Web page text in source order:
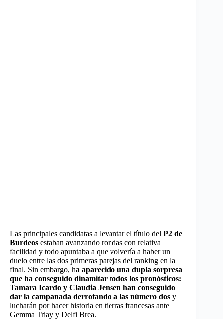
Las principales candidatas a levantar el título del P2 de
Burdeos estaban avanzando rondas con relativa
facilidad y todo apuntaba a que volvería a haber un
duelo entre las dos primeras parejas del ranking en la
final. Sin embargo, ha aparecido una dupla sorpresa
que ha conseguido dinamitar todos los pronósticos:
Tamara Icardo y Claudia Jensen han conseguido
dar la campanada derrotando a las número dos y
lucharán por hacer historia en tierras francesas ante
Gemma Triay y Delfi Brea.